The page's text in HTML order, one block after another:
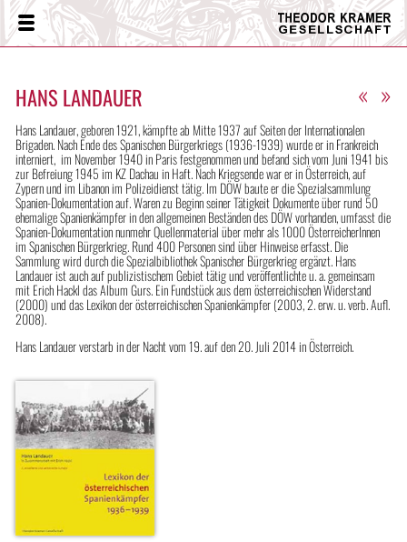
Theodor
Kramer
Menü
« »
HANS LANDAUER
Hans Landauer, geboren 1921, kämpfte ab Mitte 1937 auf Seiten der Internationalen
Brigaden. Nach Ende des Spanischen Bürgerkriegs (1936-1939) wurde er in Frankreich
interniert, im November 1940 in Paris festgenommen und befand sich vom Juni 1941 bis
zur Befreiung 1945 im KZ Dachau in Haft. Nach Kriegsende war er in Österreich, auf
Zypern und im Libanon im Polizeidienst tätig. Im DÖW baute er die Spezialsammlung
Spanien-Dokumentation auf. Waren zu Beginn seiner Tätigkeit Dokumente über rund 50
ehemalige Spanienkämpfer in den allgemeinen Beständen des DÖW vorhanden, umfasst die
Spanien-Dokumentation nunmehr Quellenmaterial über mehr als 1000 ÖsterreicherInnen
im Spanischen Bürgerkrieg. Rund 400 Personen sind über Hinweise erfasst. Die
Sammlung wird durch die Spezialbibliothek Spanischer Bürgerkrieg ergänzt. Hans
Landauer ist auch auf publizistischem Gebiet tätig und veröffentlichte u. a. gemeinsam
mit Erich Hackl das Album Gurs. Ein Fundstück aus dem österreichischen Widerstand
(2000) und das Lexikon der österreichischen Spanienkämpfer (2003, 2. erw. u. verb. Aufl.
2008).
Hans Landauer verstarb in der Nacht vom 19. auf den 20. Juli 2014 in Österreich.